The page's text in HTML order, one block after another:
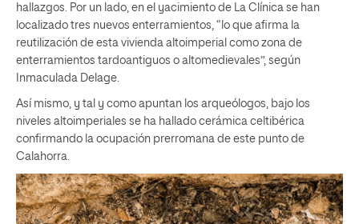
hallazgos. Por un lado, en el yacimiento de La Clínica se han
localizado tres nuevos enterramientos, “lo que afirma la
reutilización de esta vivienda altoimperial como zona de
enterramientos tardoantiguos o altomedievales”, según
Inmaculada Delage.
Así mismo, y tal y como apuntan los arqueólogos, bajo los
niveles altoimperiales se ha hallado cerámica celtibérica
confirmando la ocupación prerromana de este punto de
Calahorra.